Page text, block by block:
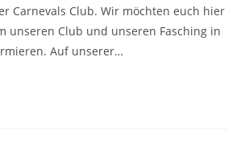
Carnevals Club. Wir möchten euch hier
unseren Club und unseren Fasching in
Auf unserer…